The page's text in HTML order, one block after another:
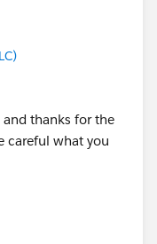
and thanks for the
careful what you